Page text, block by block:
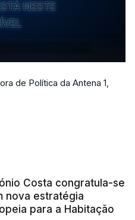
NESTE
de Política da Antena 1,
Costa congratula-se
nova estratégia
para a Habitação